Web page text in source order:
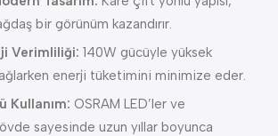
bir görünüm kazandırır.
Verimliliği: 140W gücüyle yüksek
enerji tüketimini minimize eder.
Kullanım: OSRAM LED’ler ve
sayesinde uzun yıllar boyunca